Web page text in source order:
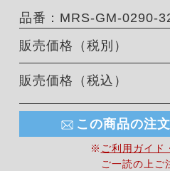
品番：MRS-GM-0290-
販売価格（税別）
販売価格（税込）
この商品の注
※ ご利用ガイド
ご一読の上ご